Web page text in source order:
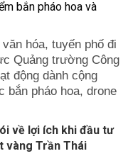
hóa, tuyến phố đi
Quảng trường Công
động dành cộng
pháo hoa, drone
về lợi ích khi đầu tư
vàng Trần Thái